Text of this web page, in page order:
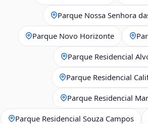
Parque Nossa Senhora
Parque Novo Horizonte
Parque Residencial
Parque Residencial
Parque Residencial
Parque Residencial Souza Campos